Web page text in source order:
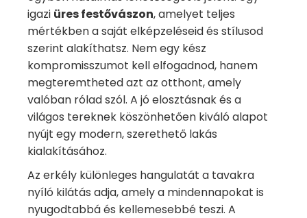
igazi üres festővászon, amelyet teljes
mértékben a saját elképzeléseid és stílusod
szerint alakíthatsz. Nem egy kész
kompromisszumot kell elfogadnod, hanem
megteremtheted azt az otthont, amely
valóban rólad szól. A jó elosztásnak és a
világos tereknek köszönhetően kiváló alapot
nyújt egy modern, szerethető lakás
kialakításához.
Az erkély különleges hangulatát a tavakra
nyíló kilátás adja, amely a mindennapokat is
nyugodtabbá és kellemesebbé teszi. A